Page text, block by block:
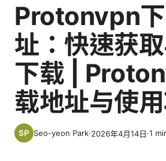
Protonvpn
址：快速获
下载 |
载地址与使
Seo-yeon Park·2026年4月14日·1